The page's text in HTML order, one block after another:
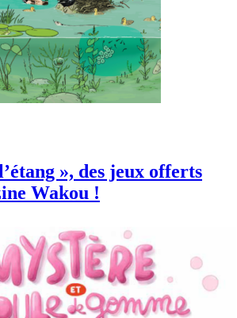
», des jeux offerts
Wakou !